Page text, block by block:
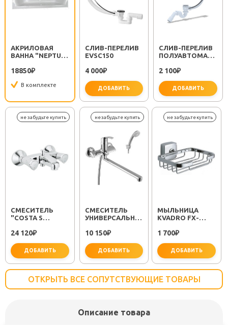
АКРИЛОВАЯ
ВАННА "NEPTUN
18850₽
В комплекте
CЛИВ-ПЕРЕЛИВ
EVSC150
4 000₽
ДОБАВИТЬ
важно
CЛИВ-ПЕРЕЛИВ
ПОЛУАВТОМАТ
2 100₽
ДОБАВИТЬ
СМЕСИТЕЛЬ
"COSTA S
24 120₽
ДОБАВИТЬ
СМЕСИТЕЛЬ
УНИВЕРСАЛЬНЫЙ
LM1151C"
10 150₽
ДОБАВИТЬ
МЫЛЬНИЦА
KVADRO FX-
1 700₽
ДОБАВИТЬ
ОТКРЫТЬ ВСЕ СОПУТСТВУЮЩИЕ ТОВАРЫ
Описание товара